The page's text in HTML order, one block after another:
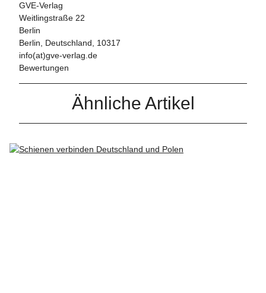
GVE-Verlag
Weitlingstraße 22
Berlin
Berlin, Deutschland, 10317
info(at)gve-verlag.de
Bewertungen
Ähnliche Artikel